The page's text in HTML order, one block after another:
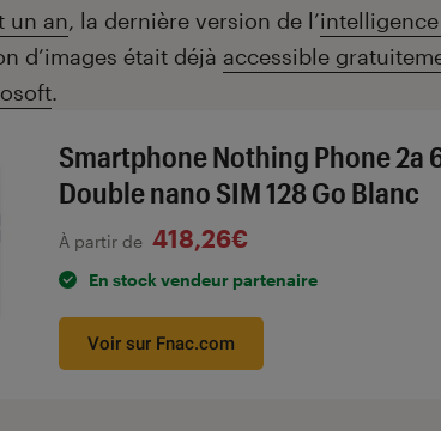
un an, la dernière version de l’
d’images était déjà accessible
.
Smartphone Nothing Phone 2a
Double nano SIM 128 Go Blanc
À partir de 418,26€
En stock vendeur partenaire
Voir sur Fnac.com